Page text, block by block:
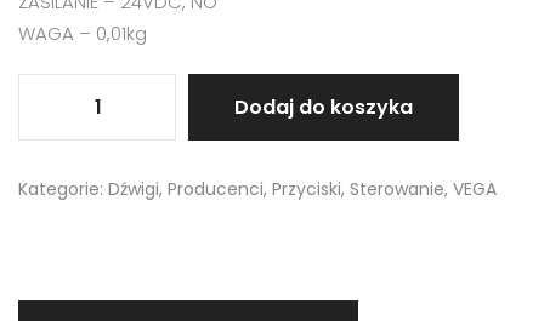
WAGA – 0,01kg
Dodaj do koszyka
Kategorie: Dźwigi, Producenci, Przyciski, Sterowanie, VEGA